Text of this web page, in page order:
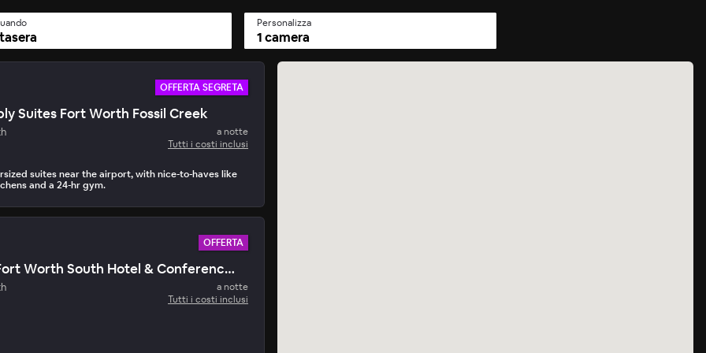
Personalizza
1 camera
OFFERTA SEGRETA
Suites Fort Worth Fossil Creek
a notte
Tutti i costi inclusi
suites near the airport, with nice-to-haves like
and a 24-hr gym.
di oggi
• 15 minuti per prenotare
OFFERTA
Doubletree Fort Worth South Hotel & Conference Center
a notte
Tutti i costi inclusi